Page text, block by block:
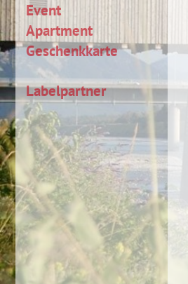
Event
Apartment
Geschenkkarte
Labelpartner